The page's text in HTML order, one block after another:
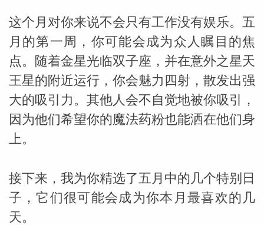
_susan
勒
这个月对你来说不会只有工作没有娱乐。五
月的第一周，你可能会成为众人瞩目的焦
点。随着金星光临双子座，并在意外之星天
王星的附近运行，你会魅力四射，散发出强
大的吸引力。其他人会不自觉地被你吸引，
因为他们希望你的魔法药粉也能洒在他们身
上。
接下来，我为你精选了五月中的几个特别日
子，它们很可能会成为你本月最喜欢的几
天。